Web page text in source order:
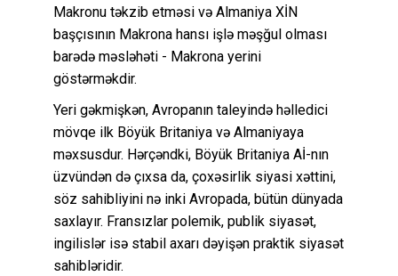
Makronu təkzib etməsi və Almaniya XİN
başçısının Makrona hansı işlə məşğul olması
barədə məsləhəti - Makrona yerini
göstərməkdir.
Yeri gəkmişkən, Avropanın taleyində həlledici
mövqe ilk Böyük Britaniya və Almaniyaya
məxsusdur. Hərçəndki, Böyük Britaniya Aİ-nın
üzvündən də çıxsa da, çoxəsirlik siyasi xəttini,
söz sahibliyini nə inki Avropada, bütün dünyada
saxlayır. Fransızlar polemik, publik siyasət,
ingilislər isə stabil axarı dəyişən praktik siyasət
sahibləridir.